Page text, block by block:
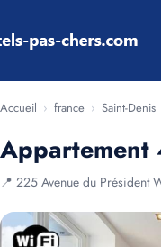
Accueil › france › Saint-Denis
Appartement
📍 225 Avenue du Président